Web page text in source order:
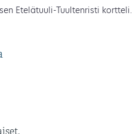
Etelätuuli-Tuultenristi